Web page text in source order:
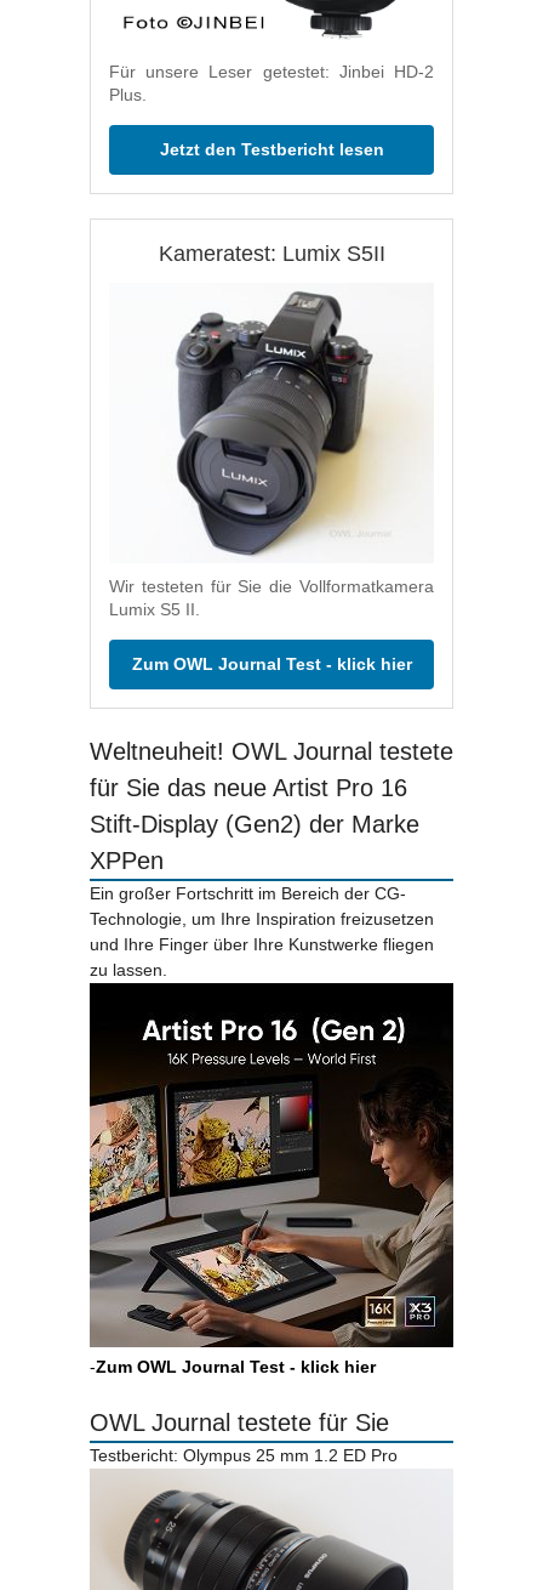
Für unsere Leser getestet: Jinbei HD-2
Plus.
Jetzt den Testbericht lesen
Kameratest: Lumix S5II
Wir testeten für Sie die Vollformatkamera
Lumix S5 II.
Zum OWL Journal Test - klick hier
Weltneuheit! OWL Journal testete
für Sie das neue Artist Pro 16
Stift-Display (Gen2) der Marke
XPPen
Ein großer Fortschritt im Bereich der CG-
Technologie, um Ihre Inspiration freizusetzen
und Ihre Finger über Ihre Kunstwerke fliegen
zu lassen.
-Zum OWL Journal Test - klick hier
OWL Journal testete für Sie
Testbericht: Olympus 25 mm 1.2 ED Pro